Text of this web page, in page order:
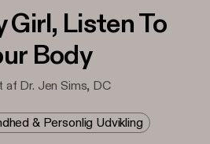
Girl, Listen To
Body
af Dr. Jen Sims, DC
& Personlig Udvikling